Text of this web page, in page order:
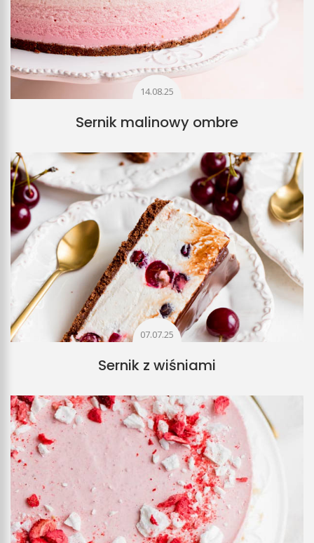
14.08.25
Sernik malinowy ombre
07.07.25
Sernik z wiśniami